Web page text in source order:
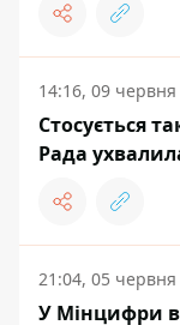
14:16, 09 червня
Стосується
Рада
21:04, 05 червня
У Мінцифри